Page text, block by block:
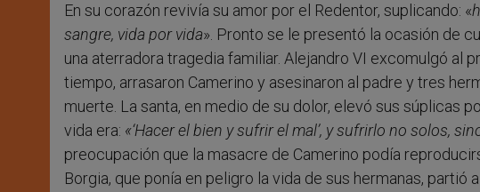
En su corazón revivía su amor por el Redentor, suplicando: «
sangre, vida por vida». Pronto se le presentó la ocasión de
una aterradora tragedia familiar. Alejandro VI excomulgó al
tiempo, arrasaron Camerino y asesinaron al padre y tres
muerte. La santa, en medio de su dolor, elevó sus súplicas
vida era: «‘Hacer el bien y sufrir el mal’, y sufrirlo no solos,
preocupación que la masacre de Camerino podía
Borgia, que ponía en peligro la vida de sus hermanas,